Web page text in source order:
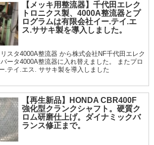
【メッキ用整流器】千代田エレク
トロニクス製、4000A整流器とプ
ログラムは有限会社イー.テイ.エ
ス.ササキ製を導入しました。
スタ4000A整流器 から株式会社NF千代田エレク
ータ4000A整流器に入れ替えました。 またプロ
.テイ.エス. ササキ製を導入しました
【再生新品】HONDA CBR400F
強化型クランクシャフト。硬質ク
ロム研磨仕上げ。ダイナミックバ
ランス修正まで。